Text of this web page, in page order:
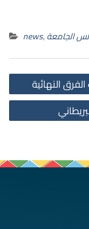
news,الجامعة
النهائية